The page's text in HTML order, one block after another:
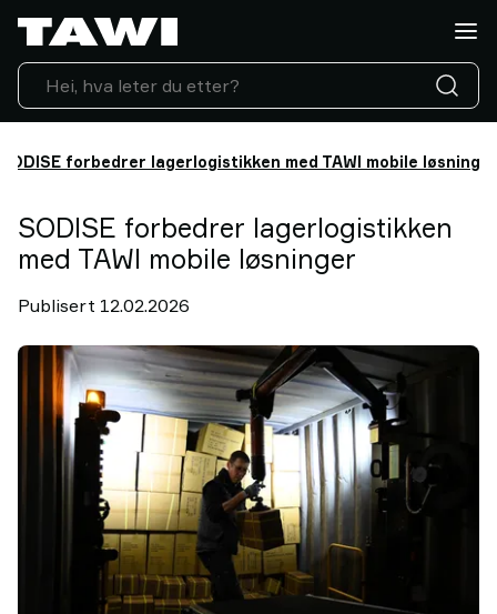
SODISE forbedrer lagerlogistikken med TAWI mobile løsninger
SODISE forbedrer lagerlogistikken
med TAWI mobile løsninger
Publisert 12.02.2026
Hva
vil
du
løfte?
Løfteutstyr
&
Support
Referanser
Innsikt
oss
Hvorfor
TAWI?